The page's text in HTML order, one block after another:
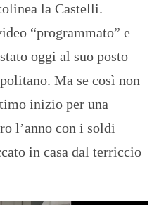
la Castelli.
“programmato” e
oggi al suo posto
Ma se così non
inizio per una
l’anno con i soldi
in casa dal terriccio